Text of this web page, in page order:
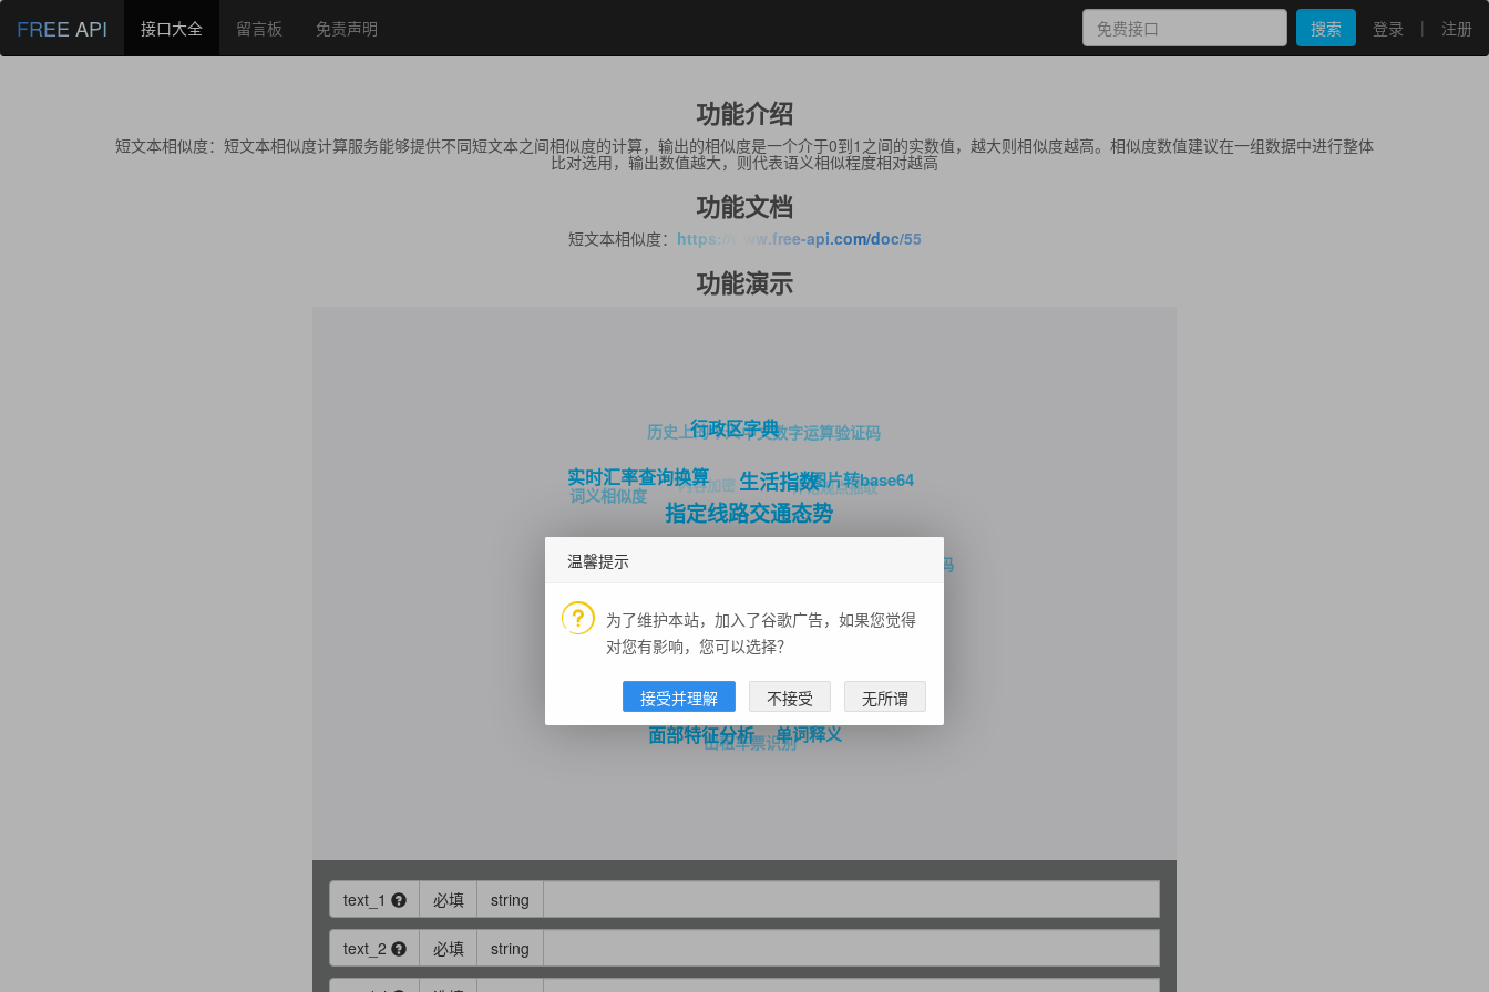
FREE API 接口大全 留言板 免责声明 搜索 登录 | 注册
功能介绍
短文本相似度：短文本相似度计算服务能够提供不同短文本之间相似度的计算，输出的相似度是一个介于0到1之间的实数值，越大则相似度越高。相似度数值建议在一组数据中进行整体
比对选用，输出数值越大，则代表语义相似程度相对越高
功能文档
短文本相似度： https://www.free-api.com/doc/55
功能演示
车检计算器
面部特征分析
网易新闻头条
天气查询
天气查询
域名检测
出租车票识别单词释义
微信精选
指定线路交通态势
实时汇率查询换算
词义相似度
Whois 域名
二维码生成
随机诗词 地点详情检索
生活指数
行政区字典
历史上的今天
内容加密
二维码解码
图片转base64
中文数字运算验证码
评论观点抽取
text_1 必填 string
text_2 必填 string
温馨提示
为了维护本站，加入了谷歌广告，如果您觉得
对您有影响，您可以选择？
接受并理解 不接受 无所谓